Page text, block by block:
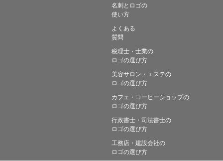
名刺とロゴの
使い方
よくある
質問
税理士・士業の
ロゴの選び方
美容サロン・エステの
ロゴの選び方
カフェ・コーヒーショップの
ロゴの選び方
行政書士・司法書士の
ロゴの選び方
工務店・建設会社の
ロゴの選び方